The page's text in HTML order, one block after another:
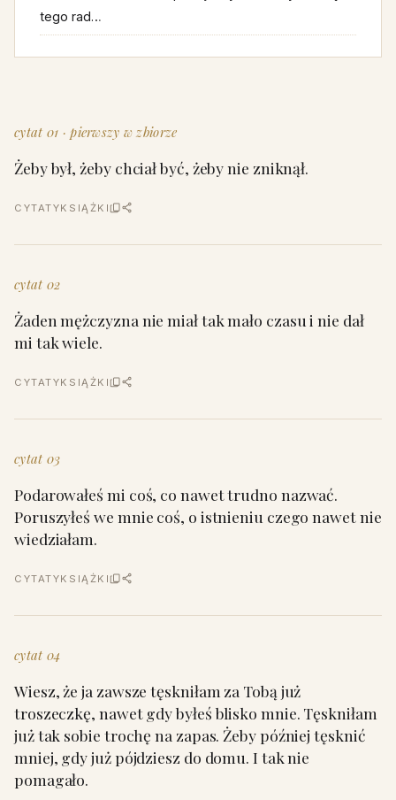
tego rad…
cytat 01 · pierwszy w zbiorze
Żeby był, żeby chciał być, żeby nie zniknął.
CYTATYKSIĄŻKI
cytat 02
Żaden mężczyzna nie miał tak mało czasu i nie dał
mi tak wiele.
CYTATYKSIĄŻKI
cytat 03
Podarowałeś mi coś, co nawet trudno nazwać.
Poruszyłeś we mnie coś, o istnieniu czego nawet nie
wiedziałam.
CYTATYKSIĄŻKI
cytat 04
Wiesz, że ja zawsze tęskniłam za Tobą już
troszeczkę, nawet gdy byłeś blisko mnie. Tęskniłam
już tak sobie trochę na zapas. Żeby później tęsknić
mniej, gdy już pójdziesz do domu. I tak nie
pomagało.